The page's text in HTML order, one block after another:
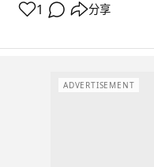
1 分享
ADVERTISEMENT